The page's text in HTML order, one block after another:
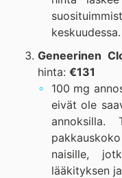
keskuudessa.
Geneerinen
hinta: €131
100 mg
eivät ole
naisille,
lääkityksen